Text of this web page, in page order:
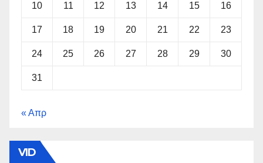
10 11 12 13 14 15 16
17 18 19 20 21 22 23
24 25 26 27 28 29 30
31
« Απρ
VID